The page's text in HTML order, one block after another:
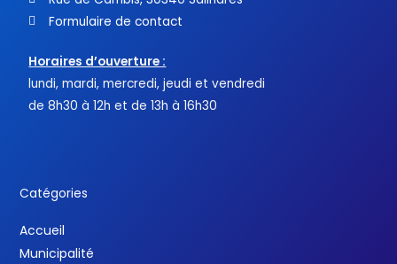
Formulaire de contact
Horaires d’ouverture :
lundi, mardi, mercredi, jeudi et vendredi
de 8h30 à 12h et de 13h à 16h30
Catégories
Accueil
Municipalité